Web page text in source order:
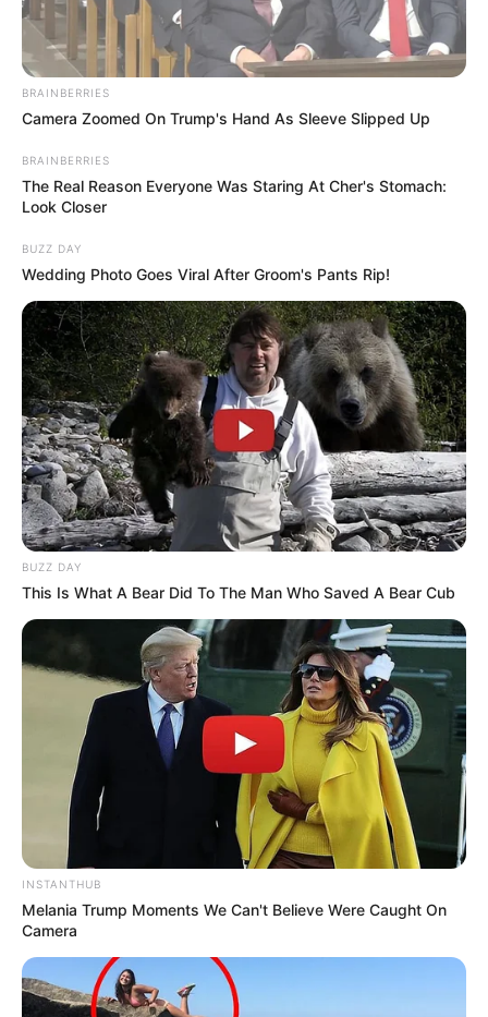
Az 58-as főút Szalántáról Pécs felé vezető részén
történt balesetben három személyautó
karambolozott. A Baranya Vármegyei
Katasztrófavédelem szombat esti beszámolója
előzni próbálta az előtte haladó járművet, amikor
az balra kanyarodott.
Az így elkerülhetetlen ütközést követően Stétz
autója nagy sebességgel lesodródott az útról és
többször megpördült, majd pedig egy fának
csapódott. A felismerhetetlenségig összetört
roncsból a helyszínre érkező tűzoltók szabadították
ki az utasokat, azonban a mentősök nem tudtak
segíteni rajtuk.
„Bajnok, amikor találkoztunk, mindig azt mondtam
neked, hogy ha újraszületnék, Stétz Dani szeretnék
lenni. Nincsenek szavak csak a döbbenetes
BRAINBERRIES
Camera Zoomed On Trump's Hand As Sleeve Slipped Up
BRAINBERRIES
The Real Reason Everyone Was Staring At Cher's Stomach:
Look Closer
BUZZ DAY
Wedding Photo Goes Viral After Groom's Pants Rip!
BUZZ DAY
This Is What A Bear Did To The Man Who Saved A Bear Cub
INSTANTHUB
Melania Trump Moments We Can't Believe Were Caught On
Camera